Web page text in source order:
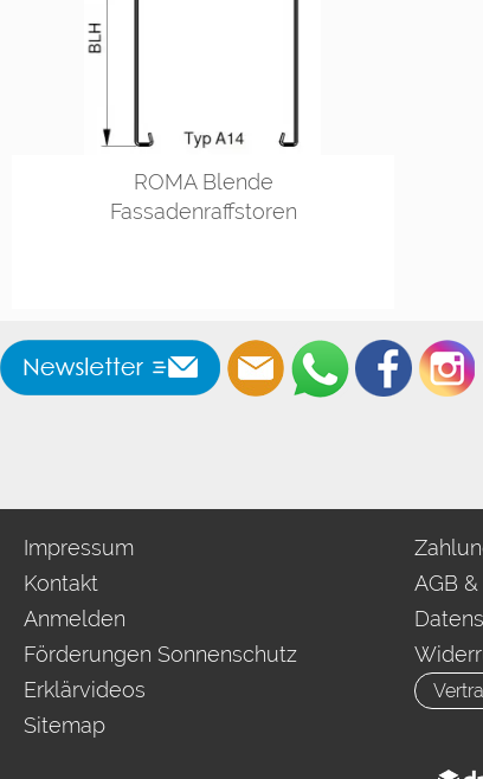
ROMA Blende
Fassadenraffstoren
Impressum
Kontakt
Anmelden
Förderungen Sonnenschutz
Erklärvideos
Sitemap
AGB